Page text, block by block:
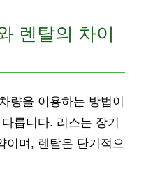
렌탈의 차이
량을 이용하는 방법이
릅니다. 리스는 장기
이며, 렌탈은 단기적으